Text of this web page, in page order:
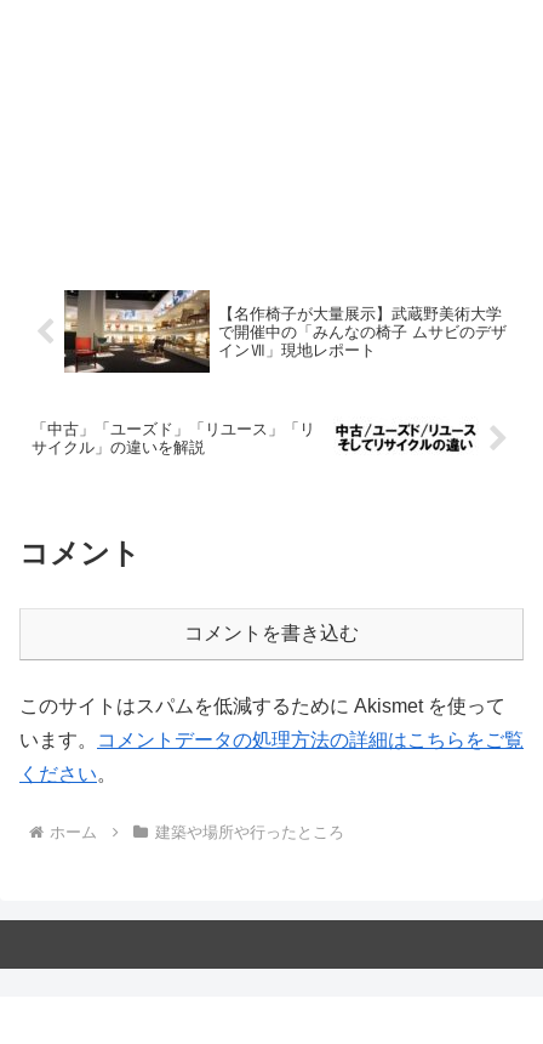
【名作椅子が大量展示】武蔵野美術大学
で開催中の「みんなの椅子 ムサビのデザ
インⅦ」現地レポート
「中古」「ユーズド」「リユース」「リ
サイクル」の違いを解説
コメント
コメントを書き込む
このサイトはスパムを低減するために Akismet を使って
います。
コメントデータの処理方法の詳細はこちらをご覧
ください。
ホーム 建築や場所や行ったところ